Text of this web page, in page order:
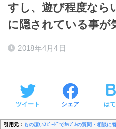
すし、遊び程度なら
に隠されている事が
2018年4月4日
ツイート シェア は
引用元： もの凄いｽﾋﾟｰﾄﾞでｶｯﾌﾟﾙの質問・相談に